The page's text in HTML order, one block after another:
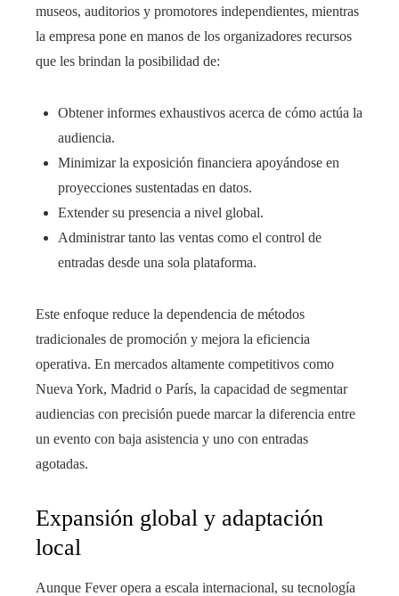
museos, auditorios y promotores independientes, mientras
la empresa pone en manos de los organizadores recursos
que les brindan la posibilidad de:
Obtener informes exhaustivos acerca de cómo actúa la
audiencia.
Minimizar la exposición financiera apoyándose en
proyecciones sustentadas en datos.
Extender su presencia a nivel global.
Administrar tanto las ventas como el control de
entradas desde una sola plataforma.
Este enfoque reduce la dependencia de métodos
tradicionales de promoción y mejora la eficiencia
operativa. En mercados altamente competitivos como
Nueva York, Madrid o París, la capacidad de segmentar
audiencias con precisión puede marcar la diferencia entre
un evento con baja asistencia y uno con entradas
agotadas.
Expansión global y adaptación
local
Aunque Fever opera a escala internacional, su tecnología